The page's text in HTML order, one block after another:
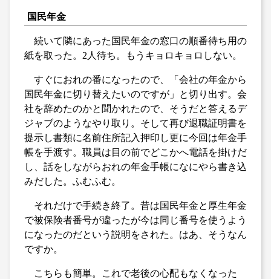
国民年金
続いて隣にあった国民年金の窓口の順番待ち用の
紙を取った。2人待ち。もうキョロキョロしない。
すぐにおれの番になったので、「会社の年金から
国民年金に切り替えたいのですが」と切り出す。会
社を辞めたのかと聞かれたので、そうだと答えるデ
ジャブのようなやり取り。そして再び退職証明書を
提示し書類に名前住所記入押印し更に今回は年金手
帳を手渡す。職員は目の前でどこかへ電話を掛けだ
し、話をしながらおれの年金手帳になにやら書き込
みだした。ふむふむ。
それだけで手続き終了。昔は国民年金と厚生年金
で被保険者番号が違ったが今は同じ番号を使うよう
になったのだという説明をされた。はあ、そうなん
ですか。
こちらも簡単。これで老後の心配もなくなった